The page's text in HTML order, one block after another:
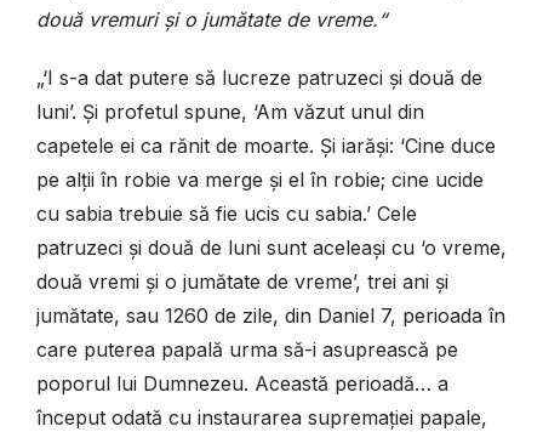
două vremuri și o jumătate de vreme.“
„‘I s-a dat putere să lucreze patruzeci și două de
luni’. Și profetul spune, ‘Am văzut unul din
capetele ei ca rănit de moarte. Și iarăși: ‘Cine duce
pe alții în robie va merge și el în robie; cine ucide
cu sabia trebuie să fie ucis cu sabia.’ Cele
patruzeci și două de luni sunt aceleași cu ‘o vreme,
două vremi și o jumătate de vreme’, trei ani și
jumătate, sau 1260 de zile, din Daniel 7, perioada în
care puterea papală urma să-i asuprească pe
poporul lui Dumnezeu. Această perioadă… a
început odată cu instaurarea supremației papale,